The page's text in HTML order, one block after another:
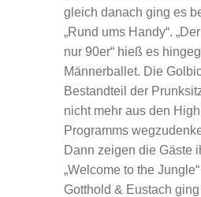
gleich danach ging es
„Rund ums Handy“.
nur 90er“ hieß es
Männerballet. Die
Bestandteil der
nicht mehr aus den
Programms
Dann zeigen die Gäste
„Welcome to the
Gotthold & Eustach ging